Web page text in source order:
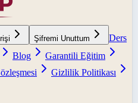
Şifremi Unuttum
Ders
Blog
Garantili Eğitim
Gizlilik Politikası